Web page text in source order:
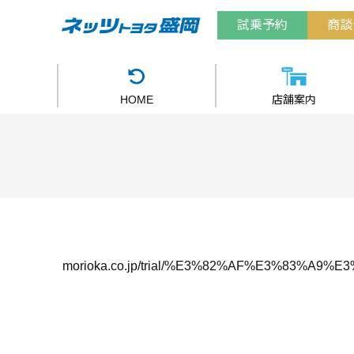
試乗予約 商
HOME 店舗案内
morioka.co.jp/trial/